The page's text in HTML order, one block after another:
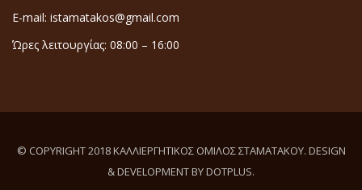
E-mail: istamatakos@gmail.com
Ώρες λειτουργίας: 08:00 – 16:00
© COPYRIGHT 2018 ΚΑΛΛΙΕΡΓΗΤΙΚΟΣ ΟΜΙΛΟΣ ΣΤΑΜΑΤΑΚΟΥ. DESIGN
& DEVELOPMENT BY DOTPLUS.